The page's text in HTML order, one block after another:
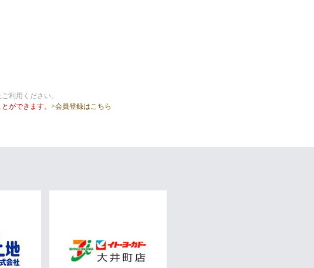
利用ください。
ができます。 >会員登録はこちら